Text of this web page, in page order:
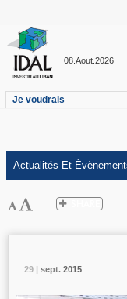
08.Aout.2026
Je voudrais
29 | sept. 2015
29 | sept. 2015
29 | sept. 2015